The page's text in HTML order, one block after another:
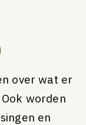
over wat er
worden
en